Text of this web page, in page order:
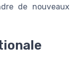
de nouveaux